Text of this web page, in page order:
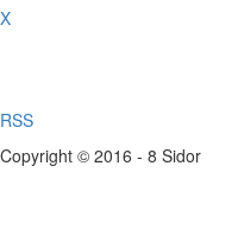
X
RSS
Copyright © 2016 - 8 Sidor